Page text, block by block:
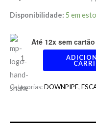
Disponibilidade: 5 em
Até 12x sem cartão
Categorias:DOWNPIPE,